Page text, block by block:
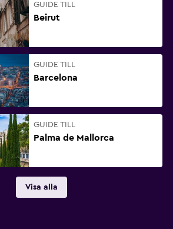
GUIDE TILL
Beirut
GUIDE TILL
Barcelona
GUIDE TILL
Palma de Mallorca
Visa alla